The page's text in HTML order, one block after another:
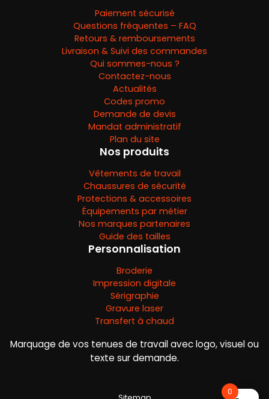
0
Paiement sécurisé
Questions fréquentes – FAQ
Retours & remboursements
Livraison & Suivi des commandes
Qui sommes-nous ?
Contactez-nous
Actualités
Codes promo
Demande de devis
Mandat administratif
Plan du site
Nos produits
Vêtements de travail
Chaussures de sécurité
Protections & accessoires
Équipements par métier
Nos marques partenaires
Guide des tailles
Personnalisation
Broderie
Impression digitale
Sérigraphie
Gravure laser
Transfert à chaud
Marquage de vos tenues de travail avec logo, visuel ou
texte sur demande.